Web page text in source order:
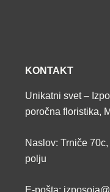
KONTAKT
Unikatni svet –
poročna floristika,
Naslov: Trniče
polju